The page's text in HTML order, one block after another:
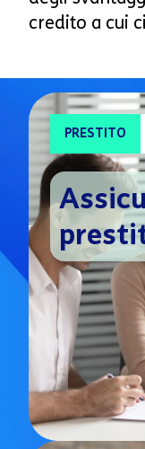
credito a cui
PRESTITO